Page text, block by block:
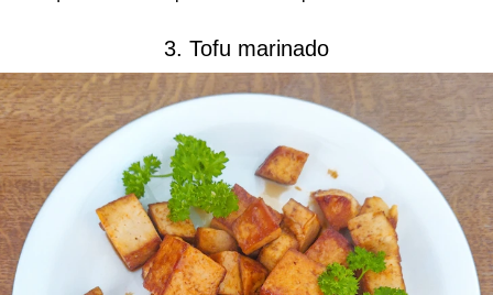
3. Tofu marinado